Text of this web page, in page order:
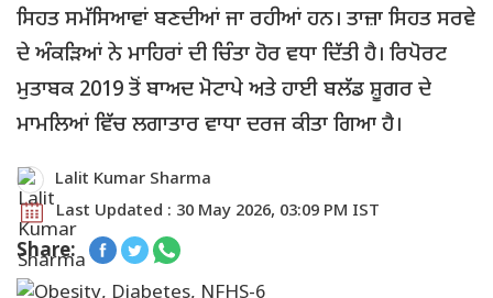
ਸਿਹਤ ਸਮੱਸਿਆਵਾਂ ਬਣਦੀਆਂ ਜਾ ਰਹੀਆਂ ਹਨ। ਤਾਜ਼ਾ ਸਿਹਤ ਸਰਵੇ
ਦੇ ਅੰਕੜਿਆਂ ਨੇ ਮਾਹਿਰਾਂ ਦੀ ਚਿੰਤਾ ਹੋਰ ਵਧਾ ਦਿੱਤੀ ਹੈ। ਰਿਪੋਰਟ
ਮੁਤਾਬਕ 2019 ਤੋਂ ਬਾਅਦ ਮੋਟਾਪੇ ਅਤੇ ਹਾਈ ਬਲੱਡ ਸ਼ੂਗਰ ਦੇ
ਮਾਮਲਿਆਂ ਵਿੱਚ ਲਗਾਤਾਰ ਵਾਧਾ ਦਰਜ ਕੀਤਾ ਗਿਆ ਹੈ।
Lalit Kumar Sharma
Last Updated : 30 May 2026, 03:09 PM IST
Share: